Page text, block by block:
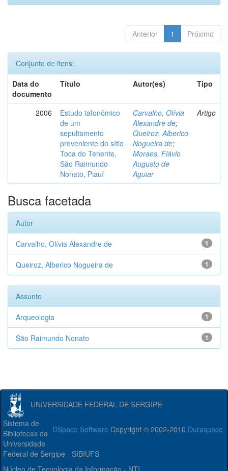
Anterior 1 Próximo
Conjunto de itens:
Data do
documento
Título Autor(es) Tipo
2006
Estudo tafonômico
de um
sepultamento
proveniente do sítio
Toca do Tenente,
São Raimundo
Nonato, Piauí
Carvalho, Olívia
Alexandre de;
Queiroz, Alberico
Nogueira de;
Moraes, Flávio
Augusto de
Aguiar
Artigo
Busca facetada
Autor
1
Carvalho, Olívia Alexandre de
1
Queiroz, Alberico Nogueira de
Assunto
1
Arqueologia
1
São Raimundo Nonato
UNIVERSIDADE FEDERAL DE SERGIPE
DSpace Software Copyright © 2002-2010 Duraspace
Sistema de
Bibliotecas da
Universidade
Federal de Sergipe - SIBIUFS
Núcleo de Tecnologia da Informação - NTI